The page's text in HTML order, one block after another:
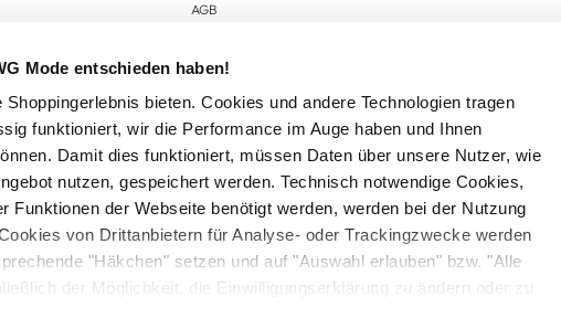
Mode entschieden haben!
bieten. Cookies und andere Technologien tragen
funktioniert, wir die Performance im Auge haben und Ihnen
Damit dies funktioniert, müssen Daten über unsere Nutzer, wie
nutzen, gespeichert werden. Technisch notwendige Cookies,
Funktionen der Webseite benötigt werden, werden bei der Nutzung
von Drittanbietern für Analyse- oder Trackingzwecke werden
"Häkchen" setzen und auf "Auswahl erlauben" bzw. "Alle
der Möglichkeit, die Einwilligungserklärung zu ändern oder zu
AGB
Zahlungsarten
Datenschutz
AWG CARD Teilnahmebedingungen
zzgl.